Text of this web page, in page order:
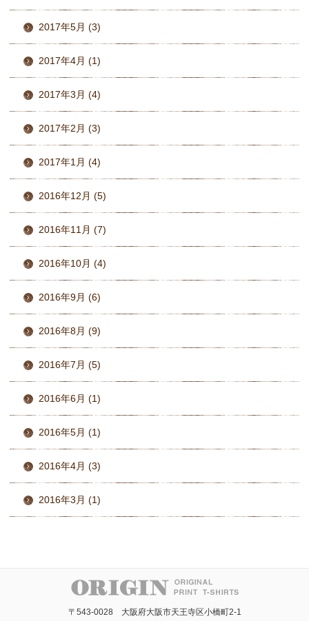
2017年5月 (3)
2017年4月 (1)
2017年3月 (4)
2017年2月 (3)
2017年1月 (4)
2016年12月 (5)
2016年11月 (7)
2016年10月 (4)
2016年9月 (6)
2016年8月 (9)
2016年7月 (5)
2016年6月 (1)
2016年5月 (1)
2016年4月 (3)
2016年3月 (1)
〒543-0028 大阪府大阪市天王寺区小橋町2-1